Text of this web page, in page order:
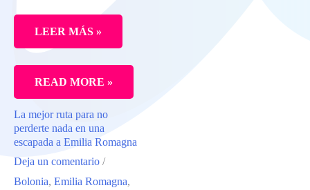
LEER MÁS »
LOS
MEJORES
LUGARES
DONDE
COMER
EN
READ MORE »
La mejor ruta para no
perderte nada en una
escapada a Emilia Romagna
Deja un comentario /
Bolonia, Emilia Romagna,